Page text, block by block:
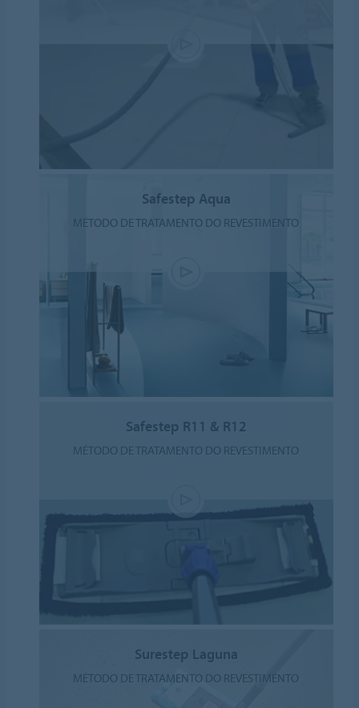
Safestep Aqua
MÉTODO DE TRATAMENTO DO REVESTIMENTO
Safestep R11 & R12
MÉTODO DE TRATAMENTO DO REVESTIMENTO
Surestep Laguna
MÉTODO DE TRATAMENTO DO REVESTIMENTO